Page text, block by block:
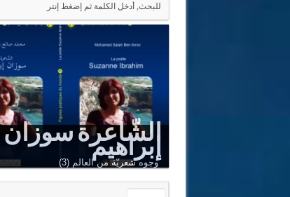
الشّاعرة سوزان
إبراهيم
وجوه شعريّة من العالم (3)
Le Sommet est un puits renversé
Adnan Al-Sayegh